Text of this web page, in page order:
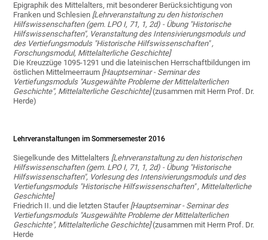
Epigraphik des Mittelalters, mit besonderer Berücksichtigung von
Franken und Schlesien [Lehrveranstaltung zu den historischen
Hilfswissenschaften (gem. LPO I, 71, 1, 2d) - Übung "Historische
Hilfswissenschaften", Veranstaltung des Intensivierungsmoduls und
des Vertiefungsmoduls "Historische Hilfswissenschaften" ,
Forschungsmodul, Mittelalterliche Geschichte]
Die Kreuzzüge 1095-1291 und die lateinischen Herrschaftbildungen im
östlichen Mittelmeerraum [Hauptseminar - Seminar des
Vertiefungsmoduls "Ausgewählte Probleme der Mittelalterlichen
Geschichte", Mittelalterliche Geschichte](zusammen mit Herrn Prof. Dr.
Herde)
Lehrveranstaltungen im Sommersemester 2016
Siegelkunde des Mittelalters [Lehrveranstaltung zu den historischen
Hilfswissenschaften (gem. LPO I, 71, 1, 2d) - Übung "Historische
Hilfswissenschaften", Vorlesung des Intensivierungsmoduls und des
Vertiefungsmoduls "Historische Hilfswissenschaften" , Mittelalterliche
Geschichte]
Friedrich II. und die letzten Staufer [Hauptseminar - Seminar des
Vertiefungsmoduls "Ausgewählte Probleme der Mittelalterlichen
Geschichte", Mittelalterliche Geschichte](zusammen mit Herrn Prof. Dr.
Herde